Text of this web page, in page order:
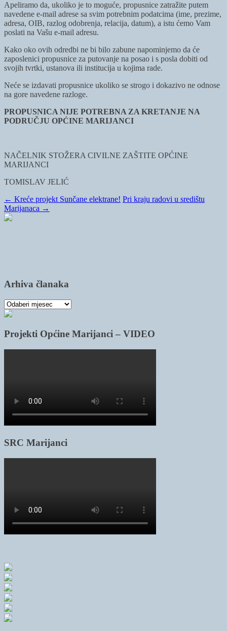
Apeliramo da, ukoliko je to moguće, propusnice zatražite putem
navedene e-mail adrese sa svim potrebnim podatcima (ime, prezime,
adresa, OIB, razlog odobrenja, relacija, datum), a istu ćemo Vam
poslati na Vašu e-mail adresu.
Kako oko ovih odredbi ne bi bilo zabune napominjemo da će
zaposlenici propusnice za putovanje na posao i s posla dobiti od
svojih tvrtki, ustanova ili institucija u kojima rade.
Neće se izdavati propusnice ukoliko se strogo i dokazivo ne odnose
na gore navedene razloge.
PROPUSNICA NIJE POTREBNA ZA KRETANJE NA
PODRUČJU OPĆINE MARIJANCI
NAČELNIK STOŽERA CIVILNE ZAŠTITE OPĆINE
MARIJANCI
TOMISLAV JELIĆ
← Kreće projekt Sunčane elektrane! Pri kraju radovi u središtu
Marijanaca →
Arhiva članaka
Arhiva
članaka
Projekti Općine Marijanci – VIDEO
SRC Marijanci